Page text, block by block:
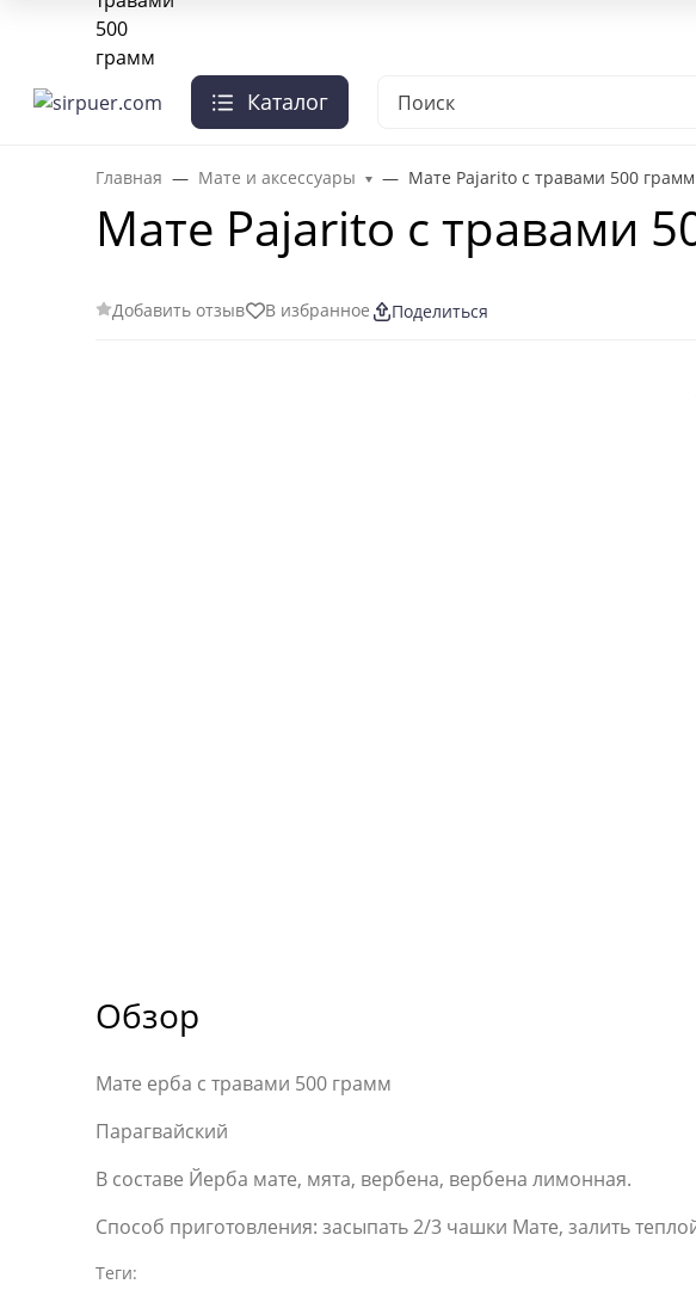
Отзывы
+7-495-103-41-95 Заказать звонок
Каталог
Главная Мате и аксессуары Мате Pajarito с травами 500 грамм
Мате Pajarito с травами
Добавить отзыв В избранное Поделиться
Обзор
Мате ерба с травами 500 грамм
Парагвайский
В составе Йерба мате, мята, вербена, вербена лимонная.
Способ приготовления: засыпать 2/3 чашки Мате, залить
Теги: